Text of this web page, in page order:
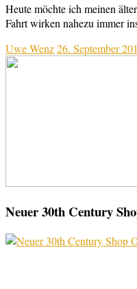
Heute möchte ich meinen
Fahrt wirken nahezu immer
Uwe Wenz26. September
Neuer 30th Century